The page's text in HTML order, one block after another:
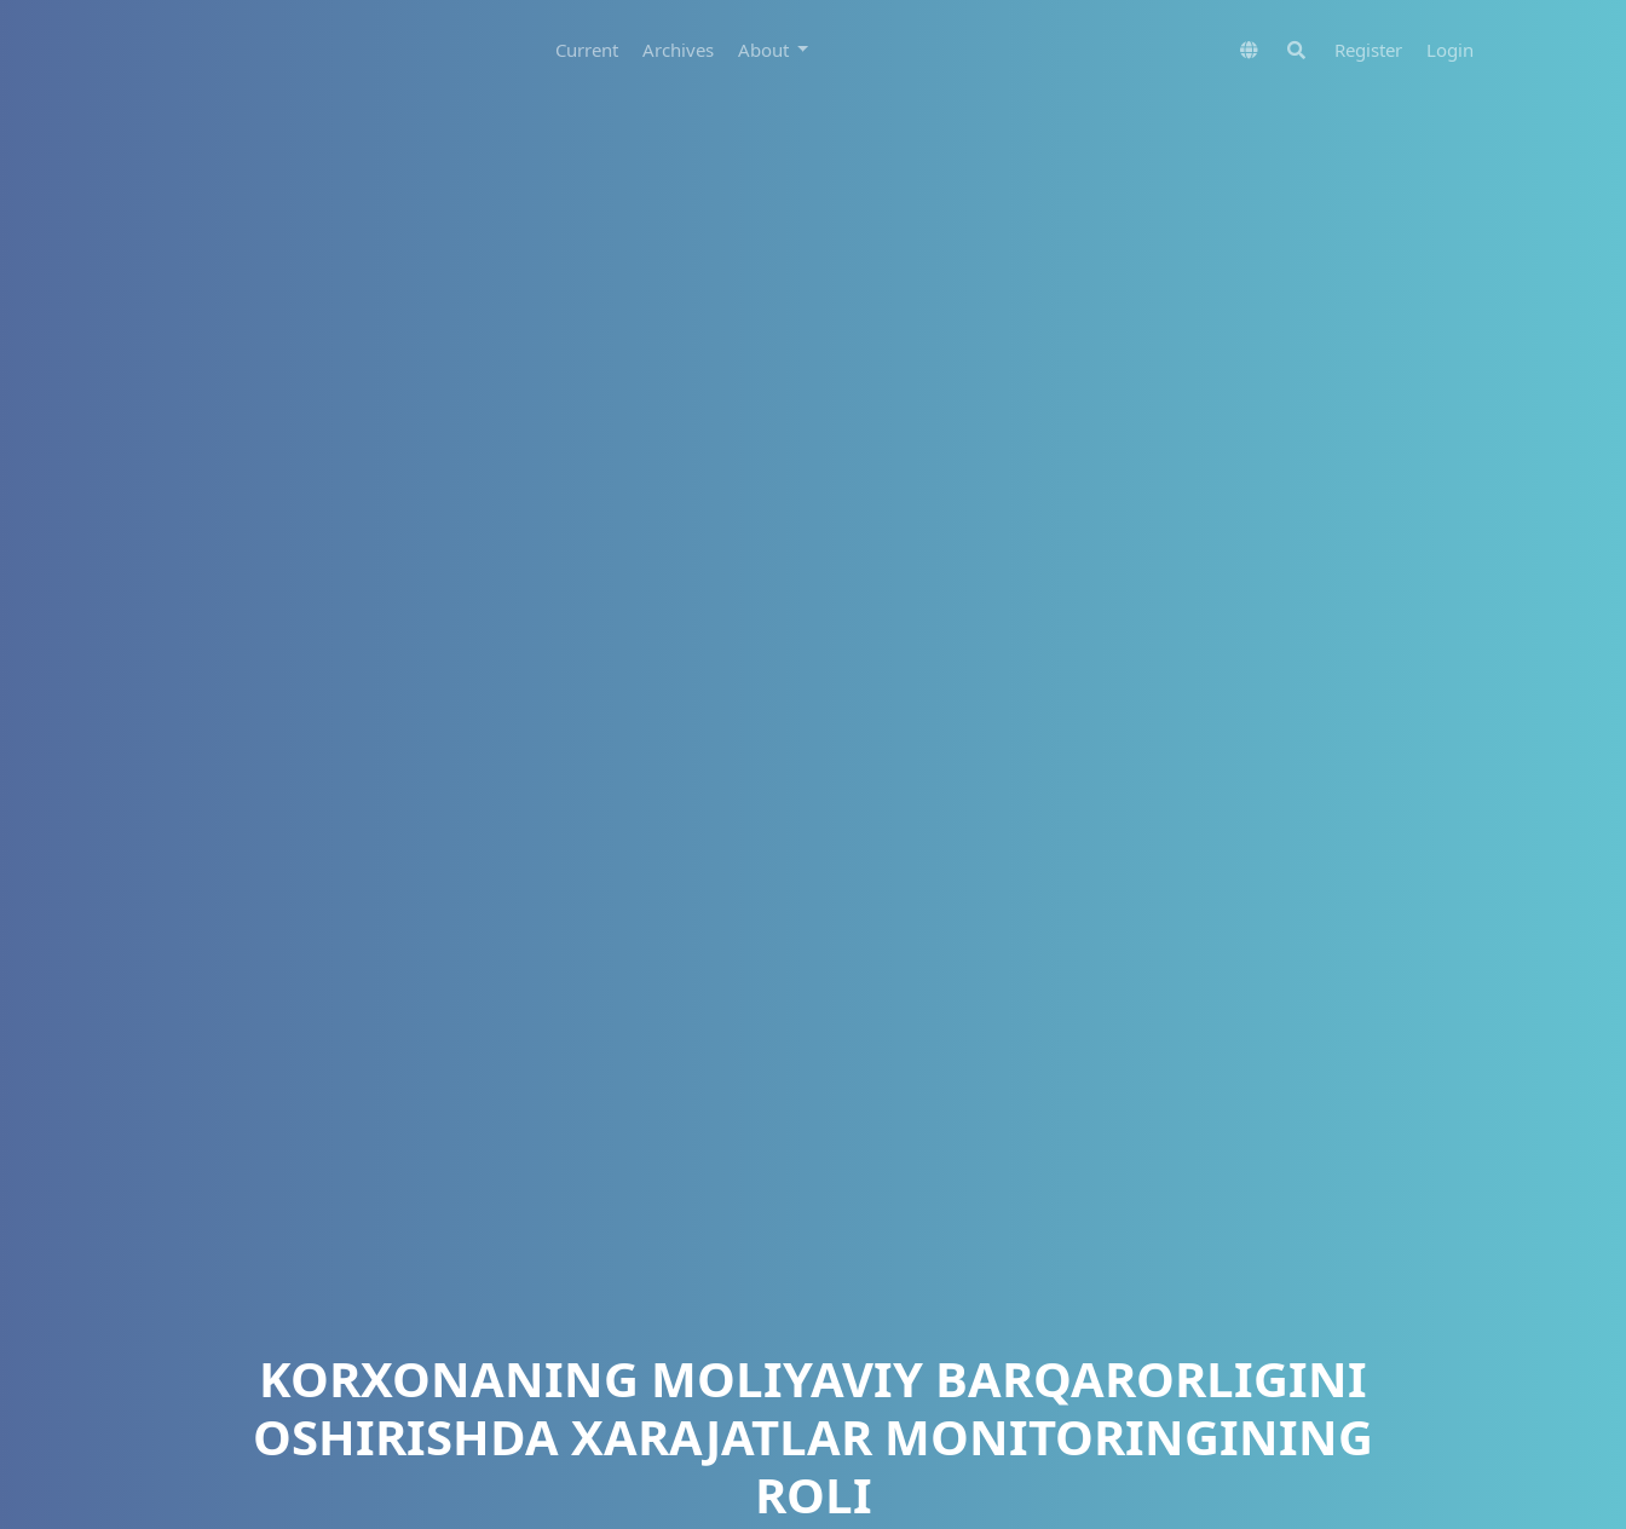
Current Archives About Register Login
KORXONANING MOLIYAVIY BARQARORLIGINI
OSHIRISHDA XARAJATLAR MONITORINGINING
ROLI